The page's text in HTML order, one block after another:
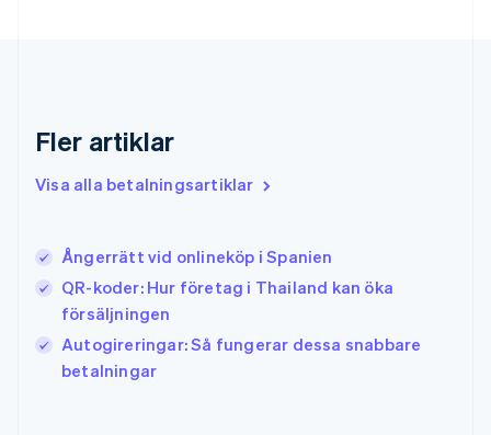
Fler artiklar
Visa alla betalningsartiklar
Ångerrätt vid onlineköp i Spanien
QR-koder: Hur företag i Thailand kan öka
försäljningen
Autogireringar: Så fungerar dessa snabbare
betalningar
English
English
Japan
日本語 English
Kanada
EnglishFrançais
Kroatien
EnglishItaliano